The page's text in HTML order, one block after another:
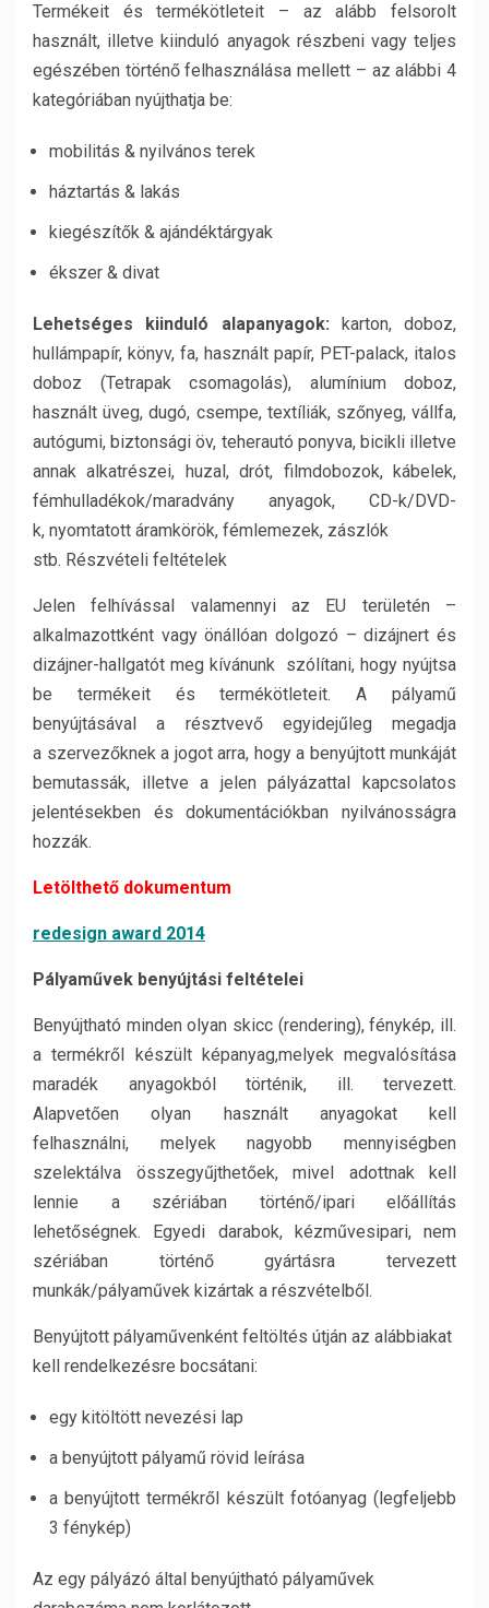
Termékeit és termékötleteit – az alább felsorolt
használt, illetve kiinduló anyagok részbeni vagy teljes
egészében történő felhasználása mellett – az alábbi 4
kategóriában nyújthatja be:
mobilitás & nyilvános terek
háztartás & lakás
kiegészítők & ajándéktárgyak
ékszer & divat
Lehetséges kiinduló alapanyagok: karton, doboz,
hullámpapír, könyv, fa, használt papír, PET-palack, italos
doboz (Tetrapak csomagolás), alumínium doboz,
használt üveg, dugó, csempe, textíliák, szőnyeg, vállfa,
autógumi, biztonsági öv, teherautó ponyva, bicikli illetve
annak alkatrészei, huzal, drót, filmdobozok, kábelek,
fémhulladékok/maradvány anyagok, CD-k/DVD-
k, nyomtatott áramkörök, fémlemezek, zászlók
stb. Részvételi feltételek
Jelen felhívással valamennyi az EU területén –
alkalmazottként vagy önállóan dolgozó – dizájnert és
dizájner-hallgatót meg kívánunk szólítani, hogy nyújtsa
be termékeit és termékötleteit. A pályamű
benyújtásával a résztvevő egyidejűleg megadja
a szervezőknek a jogot arra, hogy a benyújtott munkáját
bemutassák, illetve a jelen pályázattal kapcsolatos
jelentésekben és dokumentációkban nyilvánosságra
hozzák.
Letölthető dokumentum
redesign award 2014
Pályaművek benyújtási feltételei
Benyújtható minden olyan skicc (rendering), fénykép, ill.
a termékről készült képanyag,melyek megvalósítása
maradék anyagokból történik, ill. tervezett.
Alapvetően olyan használt anyagokat kell
felhasználni, melyek nagyobb mennyiségben
szelektálva összegyűjthetőek, mivel adottnak kell
lennie a szériában történő/ipari előállítás
lehetőségnek. Egyedi darabok, kézművesipari, nem
szériában történő gyártásra tervezett
munkák/pályaművek kizártak a részvételből.
Benyújtott pályaművenként feltöltés útján az alábbiakat
kell rendelkezésre bocsátani:
egy kitöltött nevezési lap
a benyújtott pályamű rövid leírása
a benyújtott termékről készült fotóanyag (legfeljebb
3 fénykép)
Az egy pályázó által benyújtható pályaművek